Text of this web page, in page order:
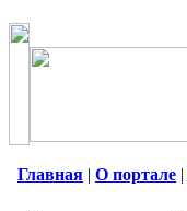
Главная | О портале |